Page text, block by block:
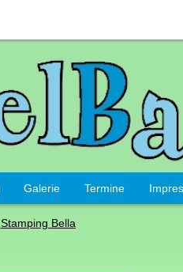
Galerie Termine
Stamping Bella